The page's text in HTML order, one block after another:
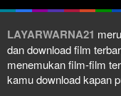
LAYARWARNA21
dan download film
menemukan film-film
kamu download kapan